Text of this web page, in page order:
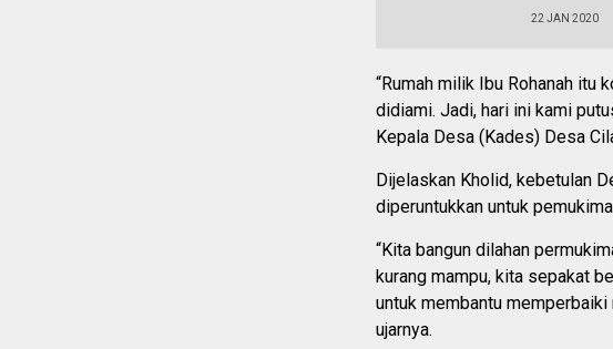
22 JAN 2020
“Rumah milik Ibu Rohanah itu
didiami. Jadi, hari ini kami
Kepala Desa (Kades) Desa
Dijelaskan Kholid, kebetulan
diperuntukkan untuk
“Kita bangun dilahan
kurang mampu, kita sepakat
untuk membantu memperbaiki
ujarnya.